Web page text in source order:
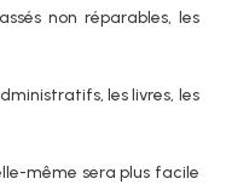
non réparables, les
les livres, les
même sera plus facile